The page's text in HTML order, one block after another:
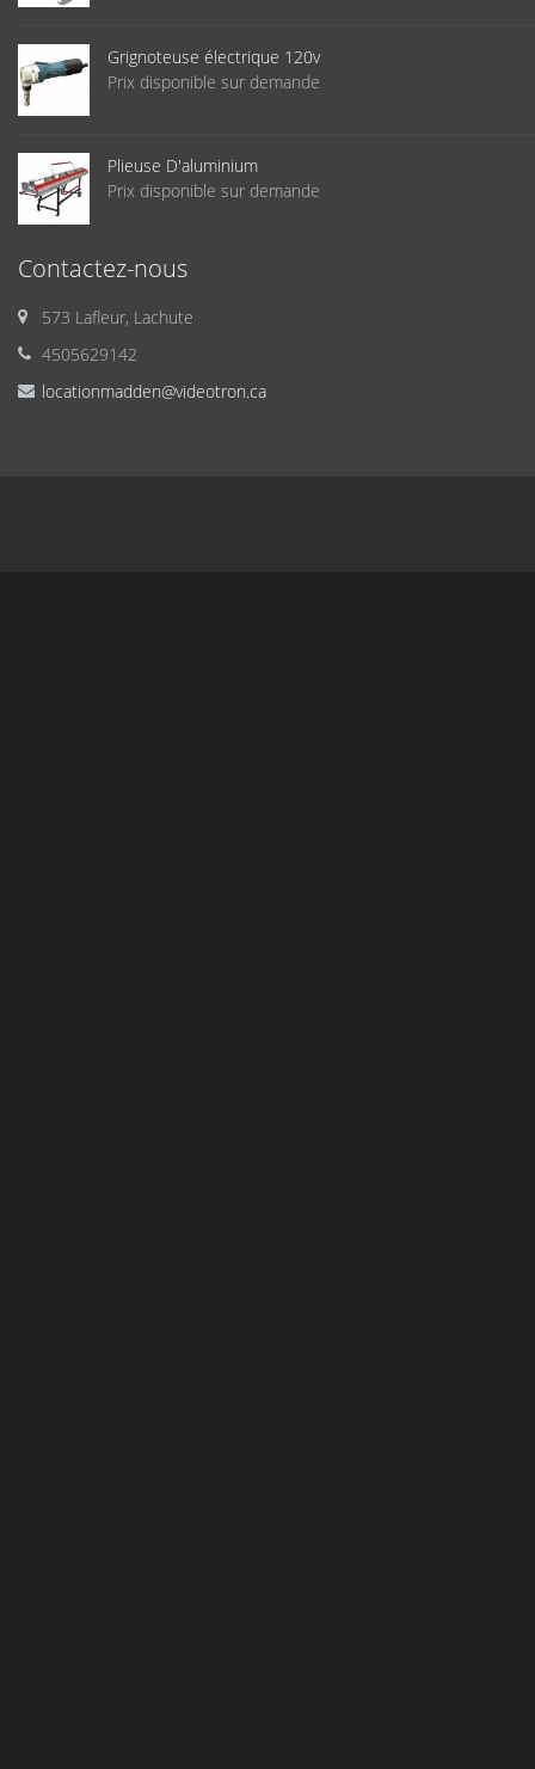
Grignoteuse électrique 120v
Prix disponible sur demande
Plieuse D'aluminium
Prix disponible sur demande
Contactez-nous
573 Lafleur, Lachute
4505629142
locationmadden@videotron.ca